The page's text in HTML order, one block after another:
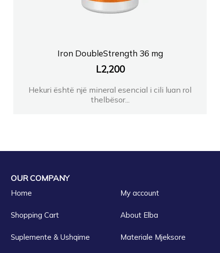
Farmaci Blue Pharma
FARMACI MILANO ELBASAN
Farmaci LA PHARMA
Farmaci SIDI
Iron DoubleStrength 36 mg
L2,200
Hekuri është një mineral esencial i cili luan rol
thelbësor...
OUR COMPANY
Home My account
Shopping Cart About Elba
Suplemente & Ushqime Materiale Mjeksore